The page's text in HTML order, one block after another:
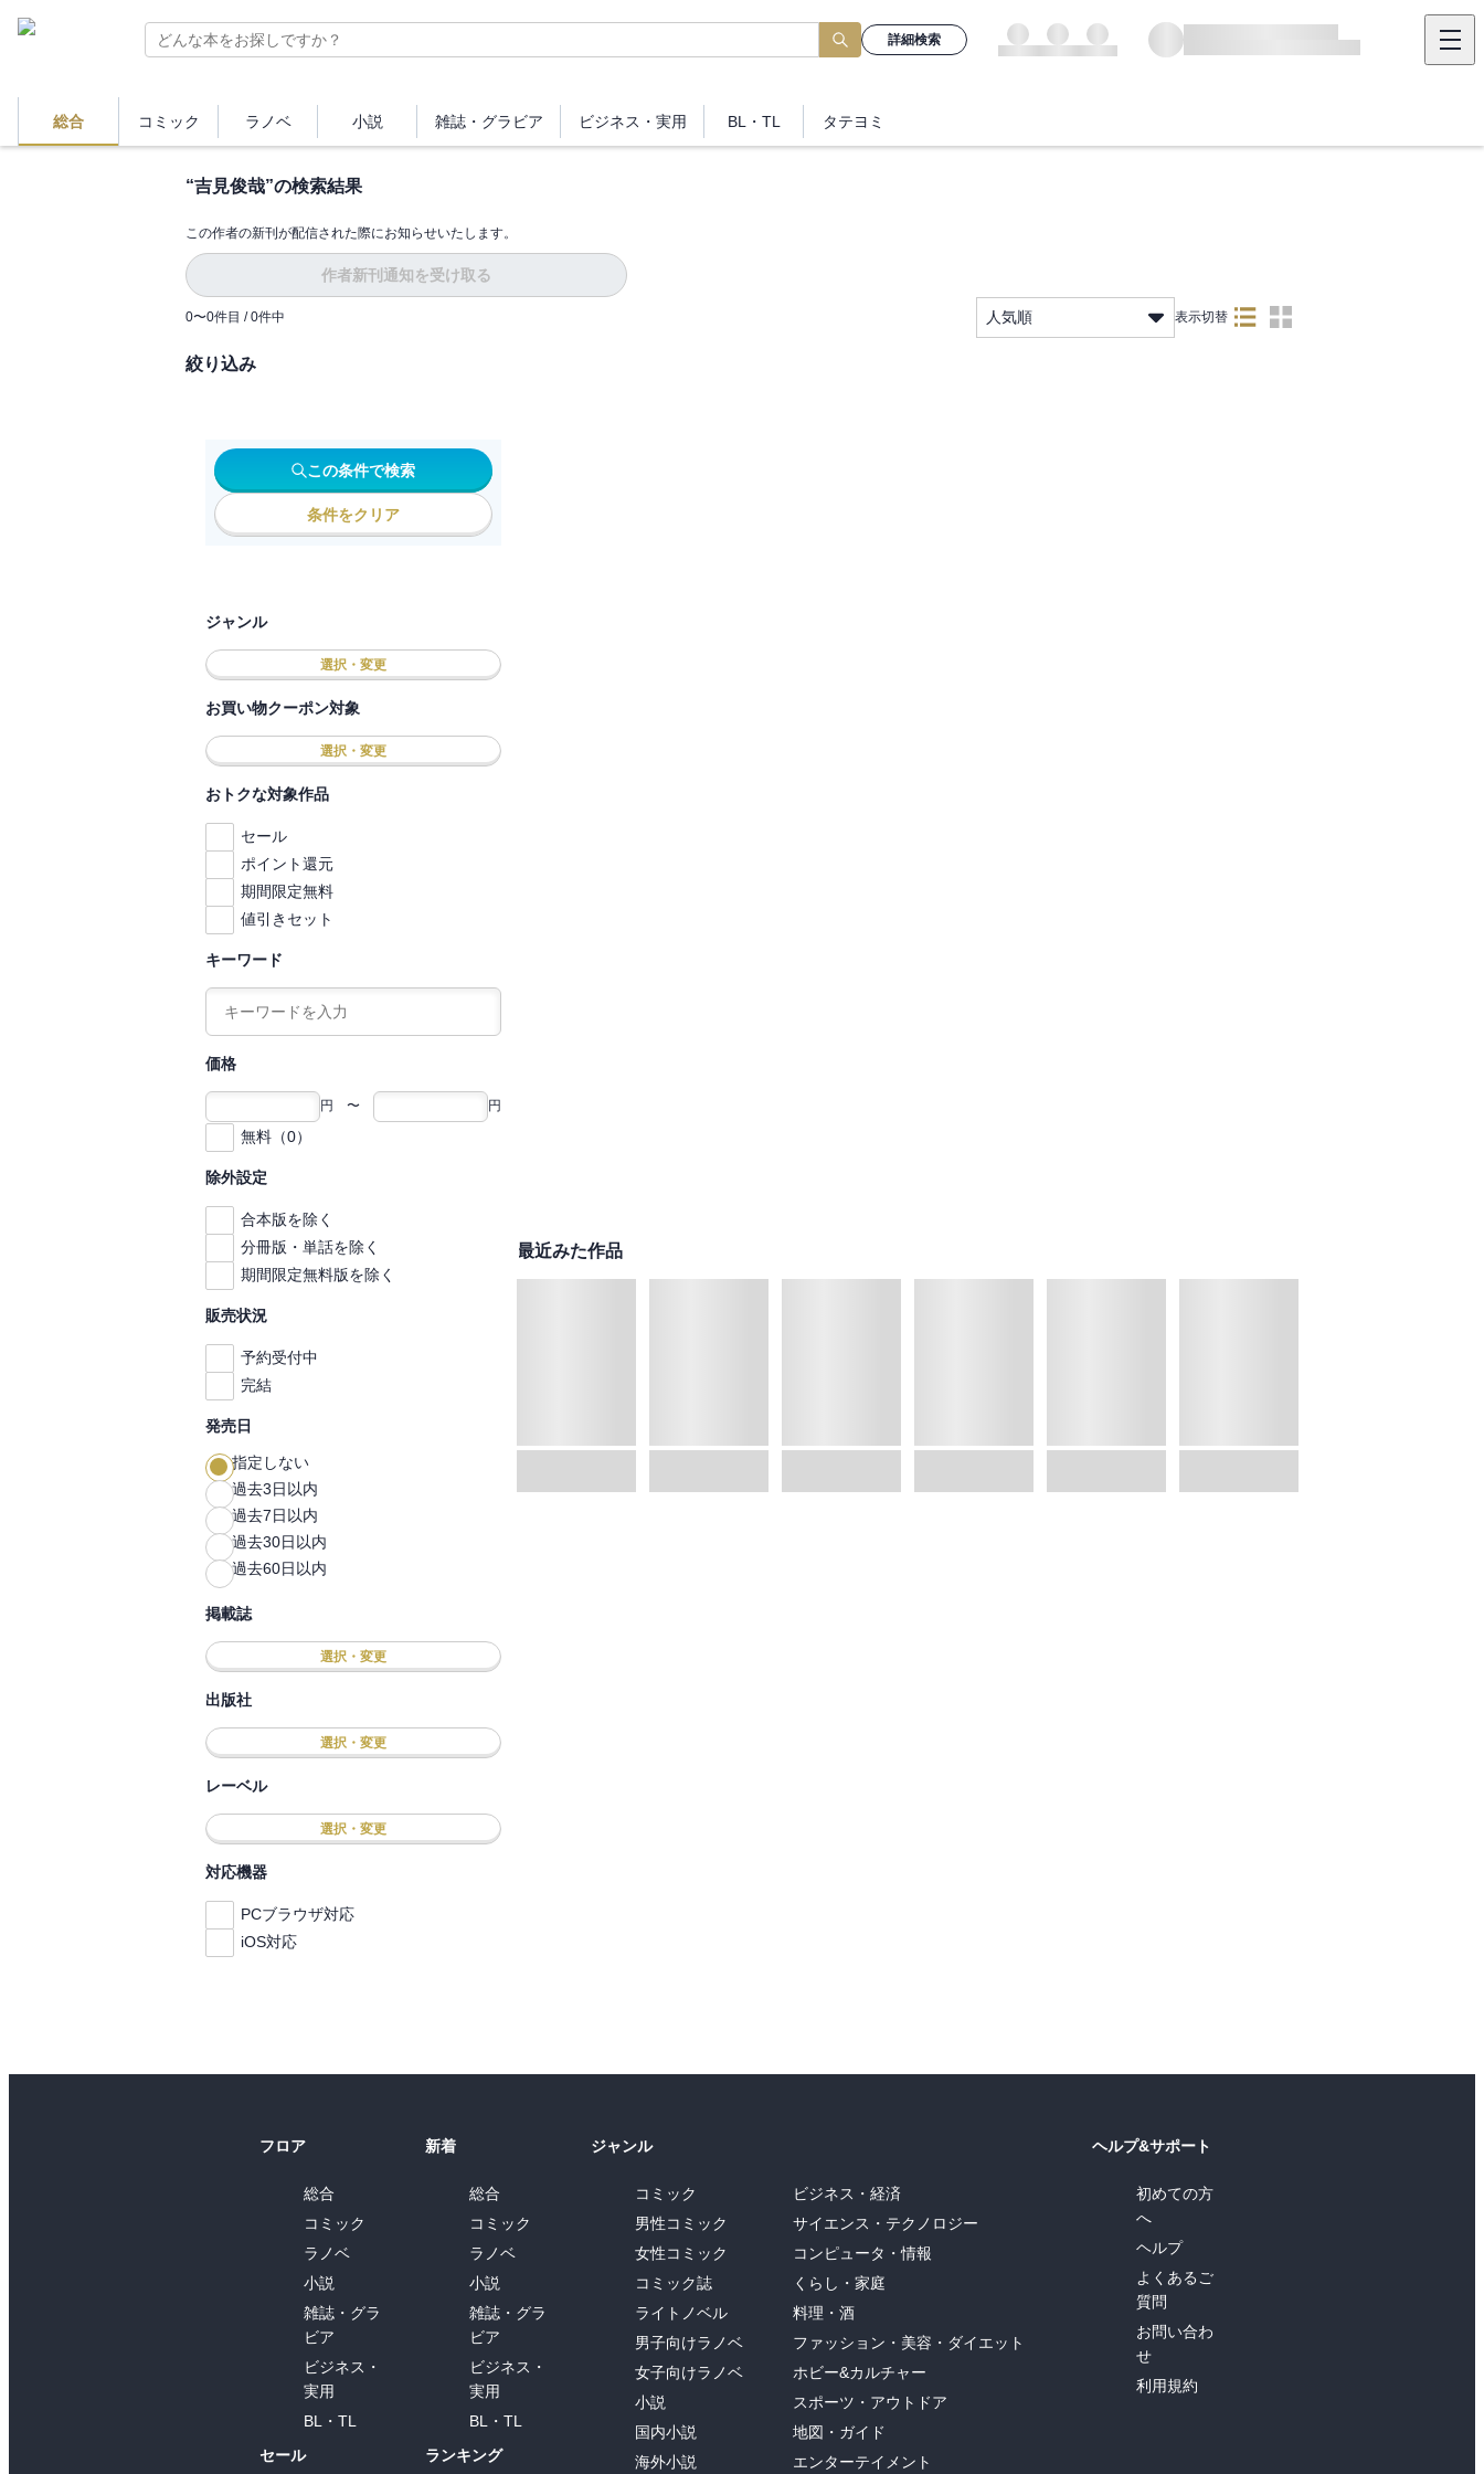
詳細検索
総合 コミック ラノベ 小説 雑誌・ グラビア ビジネス ・実用 BL・TL タテヨミ
“吉見俊哉”の検索結果
この作者の新刊が配信された際にお知らせいたします。
作者新刊通知を受け取る
0〜0件目 / 0件中 人気順 表示切替
絞り込み
この条件で検索
条件をクリア
ジャンル
選択・変更
お買い物クーポン対象
選択・変更
おトクな対象作品
セール
ポイント還元
期間限定無料
値引きセット
キーワード
価格
円 〜 円
無料（0）
除外設定
合本版を除く
分冊版・単話を除く
期間限定無料版を除く
販売状況
予約受付中
完結
発売日
指定しない
過去3日以内
過去7日以内
過去30日以内
過去60日以内
掲載誌
選択・変更
出版社
選択・変更
レーベル
選択・変更
対応機器
PCブラウザ対応
iOS対応
最近みた作品
フロア
総合
コミック
ラノベ
小説
雑誌・グラ
ビア
ビジネス・
実用
BL・TL
セール
新着
総合
コミック
ラノベ
小説
雑誌・グラ
ビア
ビジネス・
実用
BL・TL
ランキング
ジャンル
コミック
男性コミック
女性コミック
コミック誌
ライトノベル
男子向けラノベ
女子向けラノベ
小説
国内小説
海外小説
ビジネス・経済
サイエンス・テクノロジー
コンピュータ・情報
くらし・家庭
料理・酒
ファッション・美容・ダイエット
ホビー&カルチャー
スポーツ・アウトドア
地図・ガイド
エンターテイメント
ヘルプ&サポート
初めての方
へ
ヘルプ
よくあるご
質問
お問い合わ
せ
利用規約